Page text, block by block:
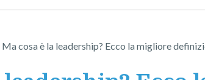
Ma cosa è la leadership? Ecco la migliore